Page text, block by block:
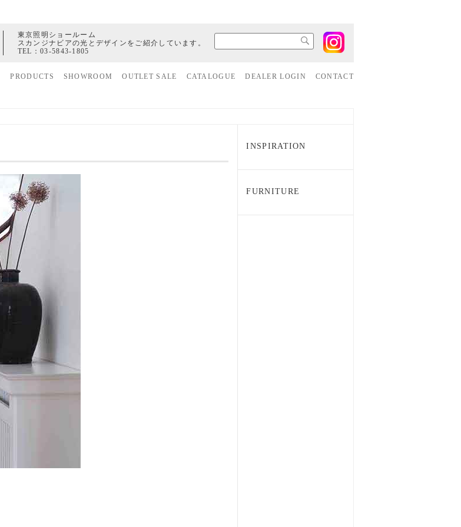
東京照明ショールーム
スカンジナビアの光とデザインをご紹介しています。
TEL：03-5843-1805
PRODUCTS SHOWROOM OUTLET SALE CATALOGUE DEALER LOGIN CONTACT
INSPIRATION
FURNITURE